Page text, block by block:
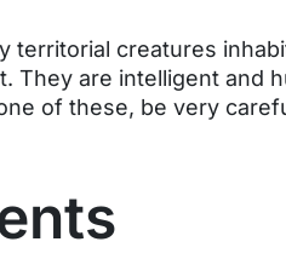
territorial creatures
They are intelligent and
of these, be very